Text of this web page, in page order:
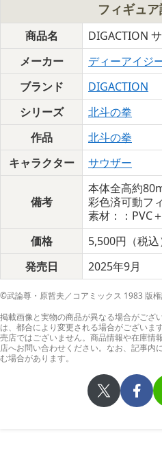
フィギュ
商品名
DIGACTION
メーカー
ディーアイジ
ブランド
DIGACTION
シリーズ
北斗の拳
作品
北斗の拳
キャラクター
サウザー
備考
本体全高約
彩色済可動フ
素材：：PVC
価格
5,500円（税込
発売日
2025年9月
©武論尊・原哲夫／コアミックス 1983 版
掲載画像と実物の商品が異なる場合がござ
は、都合により変更される場合がございま
売店ではございません。商品情報や在庫情
店へお問い合わせください。なお、記事内
む場合があります。